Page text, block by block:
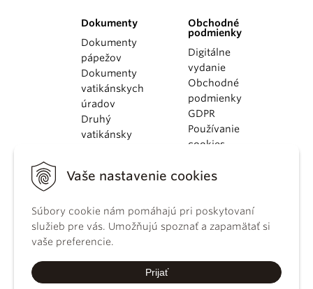
Vaše nastavenie cookies
Súbory cookie nám pomáhajú pri poskytovaní
služieb pre vás. Umožňujú spoznať a zapamätať si
vaše preferencie.
Prijať
Dokumenty
Dokumenty
pápežov
Dokumenty
vatikánskych
úradov
Druhý
vatikánsky
KBS
kánonického
práva
Katechizmus
Obchodné
podmienky
Digitálne
vydanie
Obchodné
podmienky
GDPR
Používanie
cookies